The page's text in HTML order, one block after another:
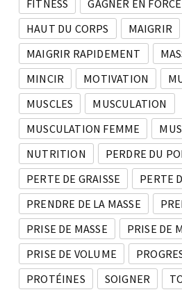
FITNESS
GAGNER EN FORCE
HAUT DU CORPS
MAIGRIR
MAIGRIR RAPIDEMENT
MINCIR
MOTIVATION
MUSCLES
MUSCULATION
MUSCULATION FEMME
NUTRITION
PERDRE DU
PERTE DE GRAISSE
PERTE
PRENDRE DE LA MASSE
PRISE DE MASSE
PRISE DE
PRISE DE VOLUME
PROTÉINES
SOIGNER